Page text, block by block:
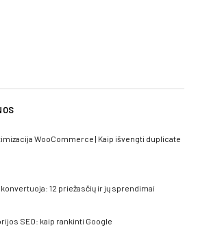
WooCommerce | Kaip išvengti duplicate
12 priežasčių ir jų sprendimai
SEO: kaip rankinti Google